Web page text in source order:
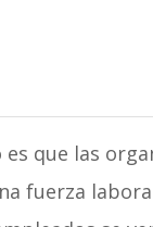
que las
fuerza